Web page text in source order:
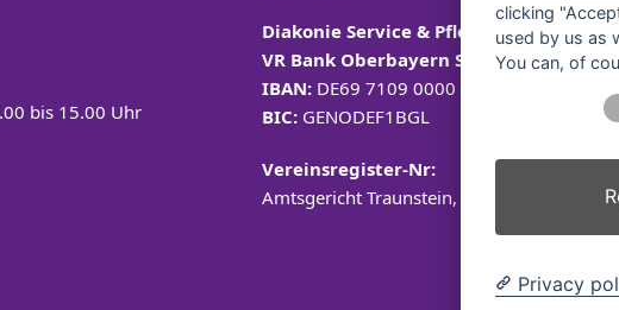
bis 15.00 Uhr
Diakonie Service & Pflege gGmbH
VR Bank Oberbayern Südost eG
IBAN: DE69 7109 0000 0008 2579 57
BIC: GENODEF1BGL
Vereinsregister-Nr:
Amtsgericht Traunstein, VR 40
clicking
used by us as
You can, of
Privacy